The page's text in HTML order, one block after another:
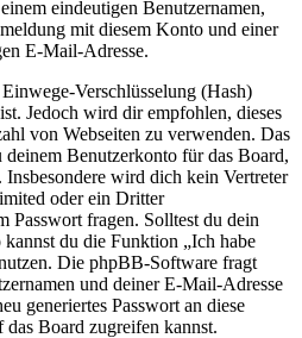
eindeutigen Benutzernamen,
mit diesem Konto und einer
E-Mail-Adresse.
Verschlüsselung (Hash)
Jedoch wird dir empfohlen, dieses
von Webseiten zu verwenden. Das
deinem Benutzerkonto für das Board,
wird dich kein Vertreter
oder ein Dritter
Passwort fragen. Solltest du dein
kannst du die Funktion „Ich habe
Die phpBB-Software fragt
und deiner E-Mail-Adresse
generiertes Passwort an diese
Board zugreifen kannst.